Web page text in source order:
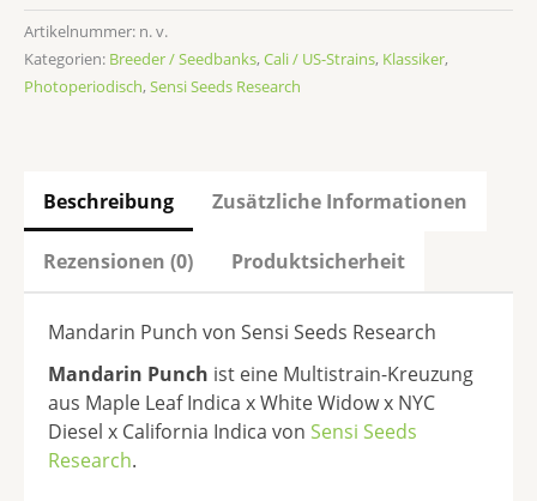
Artikelnummer: n. v.
Kategorien: Breeder / Seedbanks, Cali / US-Strains, Klassiker,
Photoperiodisch, Sensi Seeds Research
Beschreibung Zusätzliche Informationen
Rezensionen (0) Produktsicherheit
Mandarin Punch von Sensi Seeds Research
Mandarin Punch ist eine Multistrain-Kreuzung
aus Maple Leaf Indica x White Widow x NYC
Diesel x California Indica von Sensi Seeds
Research.